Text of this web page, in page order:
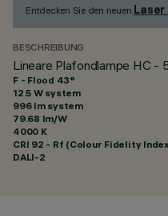
Entdecken Sie den neuen Laser
BESCHREIBUNG
Lineare Plafondlampe HC -
F - Flood 43°
12.5 W system
996 lm system
79.68 lm/W
4000 K
CRI 92 - Rf (Colour Fidelity
DALI-2